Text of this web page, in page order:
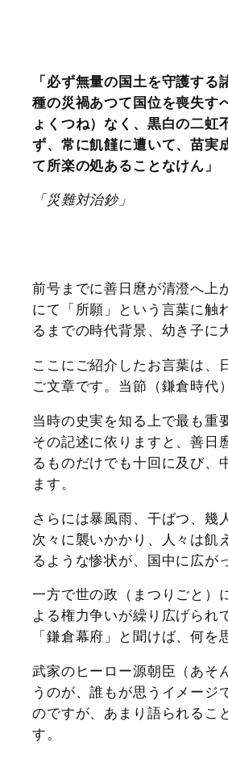
「必ず無量の国土を守護す
種の災禍あつて国位を喪失す
ょくつね）なく、黒白の二虹
ず、常に飢饉に遭いて、苗実
て所楽の処あることなけん」
「災難対治鈔」
前号までに善日麿が清澄へ上
にて「所願」という言葉に触
るまでの時代背景、幼き子に
ここにご紹介したお言葉は、
ご文章です。当節（鎌倉時代
当時の史実を知る上で最も重
その記述に依りますと、善日
るものだけでも十回に及び、
ます。
さらには暴風雨、干ばつ、幾
次々に襲いかかり、人々は飢
るような惨状が、国中に広が
一方で世の政（まつりごと）
よる権力争いが繰り広げられ
「鎌倉幕府」と聞けば、何を
武家のヒーロー源朝臣（あそ
うのが、誰もが思うイメージ
のですが、あまり語られるこ
す。